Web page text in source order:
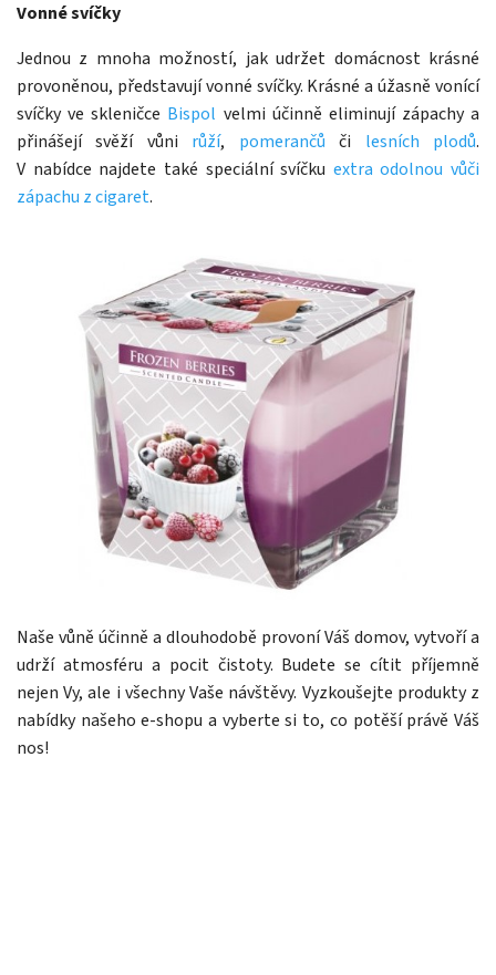
Vonné svíčky
Jednou z mnoha možností, jak udržet domácnost krásné
provoněnou, představují vonné svíčky. Krásné a úžasně vonící
svíčky ve skleničce Bispol velmi účinně eliminují zápachy a
přinášejí svěží vůni růží, pomerančů či lesních plodů.
V nabídce najdete také speciální svíčku extra odolnou vůči
zápachu z cigaret.
Naše vůně účinně a dlouhodobě provoní Váš domov, vytvoří a
udrží atmosféru a pocit čistoty. Budete se cítit příjemně
nejen Vy, ale i všechny Vaše návštěvy. Vyzkoušejte produkty z
nabídky našeho e-shopu a vyberte si to, co potěší právě Váš
nos!